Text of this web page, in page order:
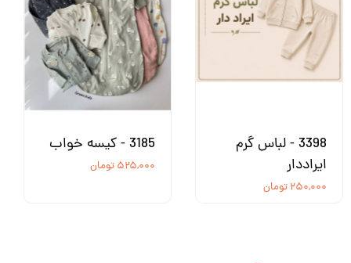
3398 - لباس گرم
ایراددار
۲۵۰,۰۰۰ تومان
3185 - کیسه خواب
۵۲۵,۰۰۰ تومان